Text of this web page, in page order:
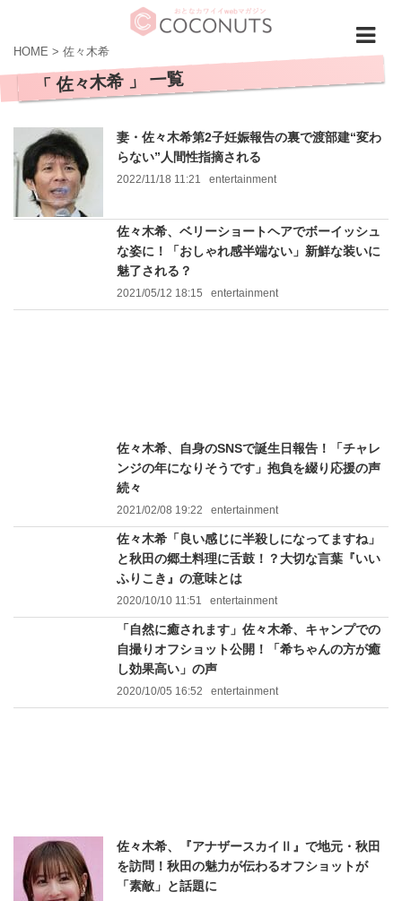
HOME > 佐々木希
「 佐々木希 」 一覧
妻・佐々木希第2子妊娠報告の裏で渡部建“変わ
らない”人間性指摘される
2022/11/18 11:21 entertainment
佐々木希、ベリーショートヘアでボーイッシュ
な姿に！「おしゃれ感半端ない」新鮮な装いに
魅了される？
2021/05/12 18:15 entertainment
佐々木希、自身のSNSで誕生日報告！「チャレ
ンジの年になりそうです」抱負を綴り応援の声
続々
2021/02/08 19:22 entertainment
佐々木希「良い感じに半殺しになってますね」
と秋田の郷土料理に舌鼓！？大切な言葉『いい
ふりこき』の意味とは
2020/10/10 11:51 entertainment
「自然に癒されます」佐々木希、キャンプでの
自撮りオフショット公開！「希ちゃんの方が癒
し効果高い」の声
2020/10/05 16:52 entertainment
佐々木希、『アナザースカイⅡ』で地元・秋田
を訪問！秋田の魅力が伝わるオフショットが
「素敵」と話題に